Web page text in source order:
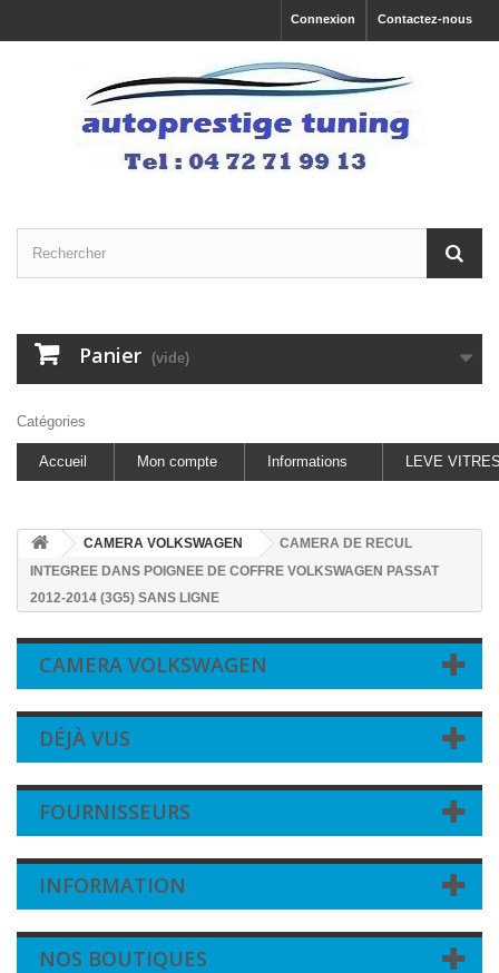
Contactez-nous
Connexion
Panier (vide)
Catégories
Accueil Mon compte Informations LEVE
CAMERA VOLKSWAGEN
CAMERA DE RECUL
INTEGREE DANS POIGNEE DE COFFRE VOLKSWAGEN PASSAT
2012-2014 (3G5) SANS LIGNE
CAMERA VOLKSWAGEN
DÉJÀ VUS
FOURNISSEURS
INFORMATION
NOS BOUTIQUES